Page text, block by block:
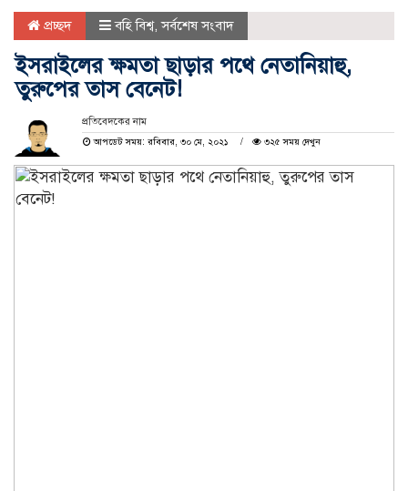
প্রচ্ছদ বহি বিশ্ব,সর্বশেষ সংবাদ
ইসরাইলের ক্ষমতা ছাড়ার পথে নেতানিয়াহু,
তুরুপের তাস বেনেট!
প্রতিবেদকের নাম
আপডেট সময়: রবিবার, ৩০ মে, ২০২১
৩২৫ সময় দেখুন